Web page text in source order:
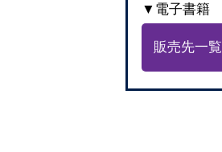
▼電子書籍
販売先一覧